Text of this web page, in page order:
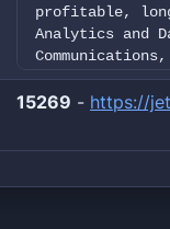
profitable,
Analytics and
Optimization,
has a suite of
15269 - https://